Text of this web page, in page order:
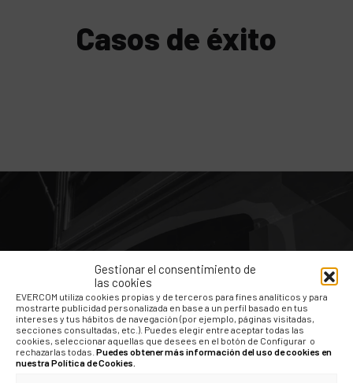
Gestionar el consentimiento de
las cookies
EVERCOM utiliza cookies propias y de terceros para fines analíticos y para
mostrarte publicidad personalizada en base a un perfil basado en tus
intereses y tus hábitos de navegación (por ejemplo, páginas visitadas,
secciones consultadas, etc.). Puedes elegir entre aceptar todas las
cookies, seleccionar aquellas que desees en el botón de Configurar o
rechazarlas todas. Puedes obtener más información del uso de cookies en
nuestra Política de Cookies.
Casos de éxito
Town llega al Mad Cool x